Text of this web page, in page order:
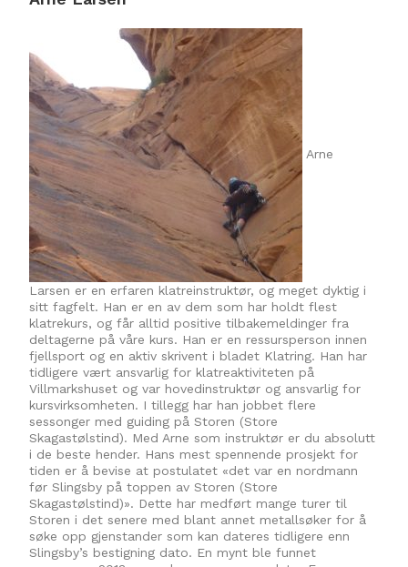
Arne
Larsen er en erfaren klatreinstruktør, og meget dyktig i
sitt fagfelt. Han er en av dem som har holdt flest
klatrekurs, og får alltid positive tilbakemeldinger fra
deltagerne på våre kurs. Han er en ressursperson innen
fjellsport og en aktiv skrivent i bladet Klatring. Han har
tidligere vært ansvarlig for klatreaktiviteten på
Villmarkshuset og var hovedinstruktør og ansvarlig for
kursvirksomheten. I tillegg har han jobbet flere
sessonger med guiding på Storen (Store
Skagastølstind). Med Arne som instruktør er du absolutt
i de beste hender. Hans mest spennende prosjekt for
tiden er å bevise at postulatet «det var en nordmann
før Slingsby på toppen av Storen (Store
Skagastølstind)». Dette har medført mange turer til
Storen i det senere med blant annet metallsøker for å
søke opp gjenstander som kan dateres tidligere enn
Slingsby’s bestigning dato. En mynt ble funnet